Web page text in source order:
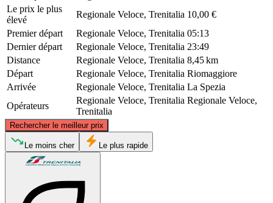
Le prix le plus
élevé
Regionale Veloce, Trenitalia 10,00 €
Premier départ
Regionale Veloce, Trenitalia 05:13
Dernier départ
Regionale Veloce, Trenitalia 23:49
Distance
Regionale Veloce, Trenitalia 8,45 km
Départ
Regionale Veloce, Trenitalia Riomaggiore
Arrivée
Regionale Veloce, Trenitalia La Spezia
Opérateurs
Regionale Veloce, Trenitalia Regionale Veloce,
Trenitalia
Rechercher le meilleur prix
Le moins cher Le plus rapide